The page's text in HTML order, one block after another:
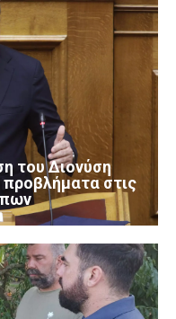
του Διονύση
προβλήματα στις